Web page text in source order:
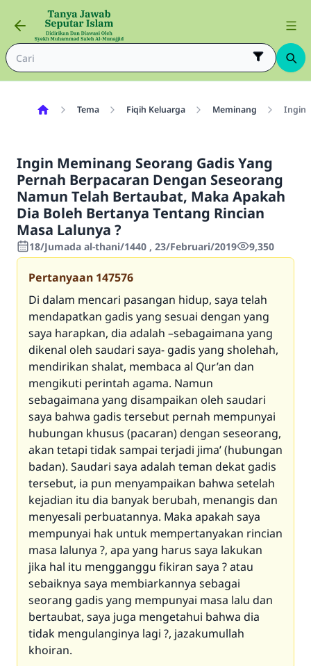
Tema Fiqih Keluarga Meminang Ingin
Ingin Meminang Seorang Gadis Yang
Pernah Berpacaran Dengan Seseorang
Namun Telah Bertaubat, Maka Apakah
Dia Boleh Bertanya Tentang Rincian
Masa Lalunya ?
18/Jumada al-thani/1440 , 23/Februari/2019 9,350
Pertanyaan 147576
Di dalam mencari pasangan hidup, saya telah
mendapatkan gadis yang sesuai dengan yang
saya harapkan, dia adalah –sebagaimana yang
dikenal oleh saudari saya- gadis yang sholehah,
mendirikan shalat, membaca al Qur’an dan
mengikuti perintah agama. Namun
sebagaimana yang disampaikan oleh saudari
saya bahwa gadis tersebut pernah mempunyai
hubungan khusus (pacaran) dengan seseorang,
akan tetapi tidak sampai terjadi jima’ (hubungan
badan). Saudari saya adalah teman dekat gadis
tersebut, ia pun menyampaikan bahwa setelah
kejadian itu dia banyak berubah, menangis dan
menyesali perbuatannya. Maka apakah saya
mempunyai hak untuk mempertanyakan rincian
masa lalunya ?, apa yang harus saya lakukan
jika hal itu mengganggu fikiran saya ? atau
sebaiknya saya membiarkannya sebagai
seorang gadis yang mempunyai masa lalu dan
bertaubat, saya juga mengetahui bahwa dia
tidak mengulanginya lagi ?, jazakumullah
khoiran.